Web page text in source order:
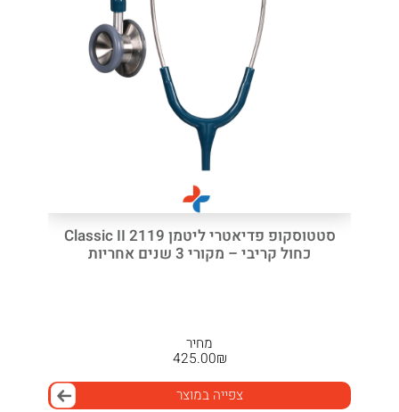
סטטוסקופ פדיאטרי ליטמן 2119 Classic II
כחול קריבי – מקורי 3 שנים אחריות
מחיר
₪
425.00
צפייה במוצר